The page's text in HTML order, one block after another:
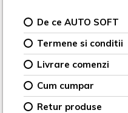
De ce AUTO SOFT
Termene si conditii
Livrare comenzi
Cum cumpar
Retur produse